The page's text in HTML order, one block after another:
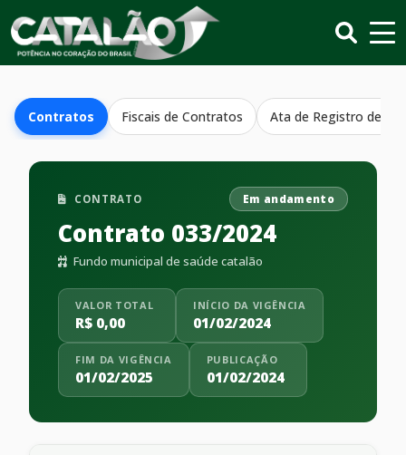
Contratos Fiscais de Contratos Ata de Registro de
CONTRATO Em andamento
Contrato 033/2024
Fundo municipal de saúde catalão
VALOR TOTAL
R$ 0,00
INÍCIO DA VIGÊNCIA
01/02/2024
FIM DA VIGÊNCIA
01/02/2025
PUBLICAÇÃO
01/02/2024